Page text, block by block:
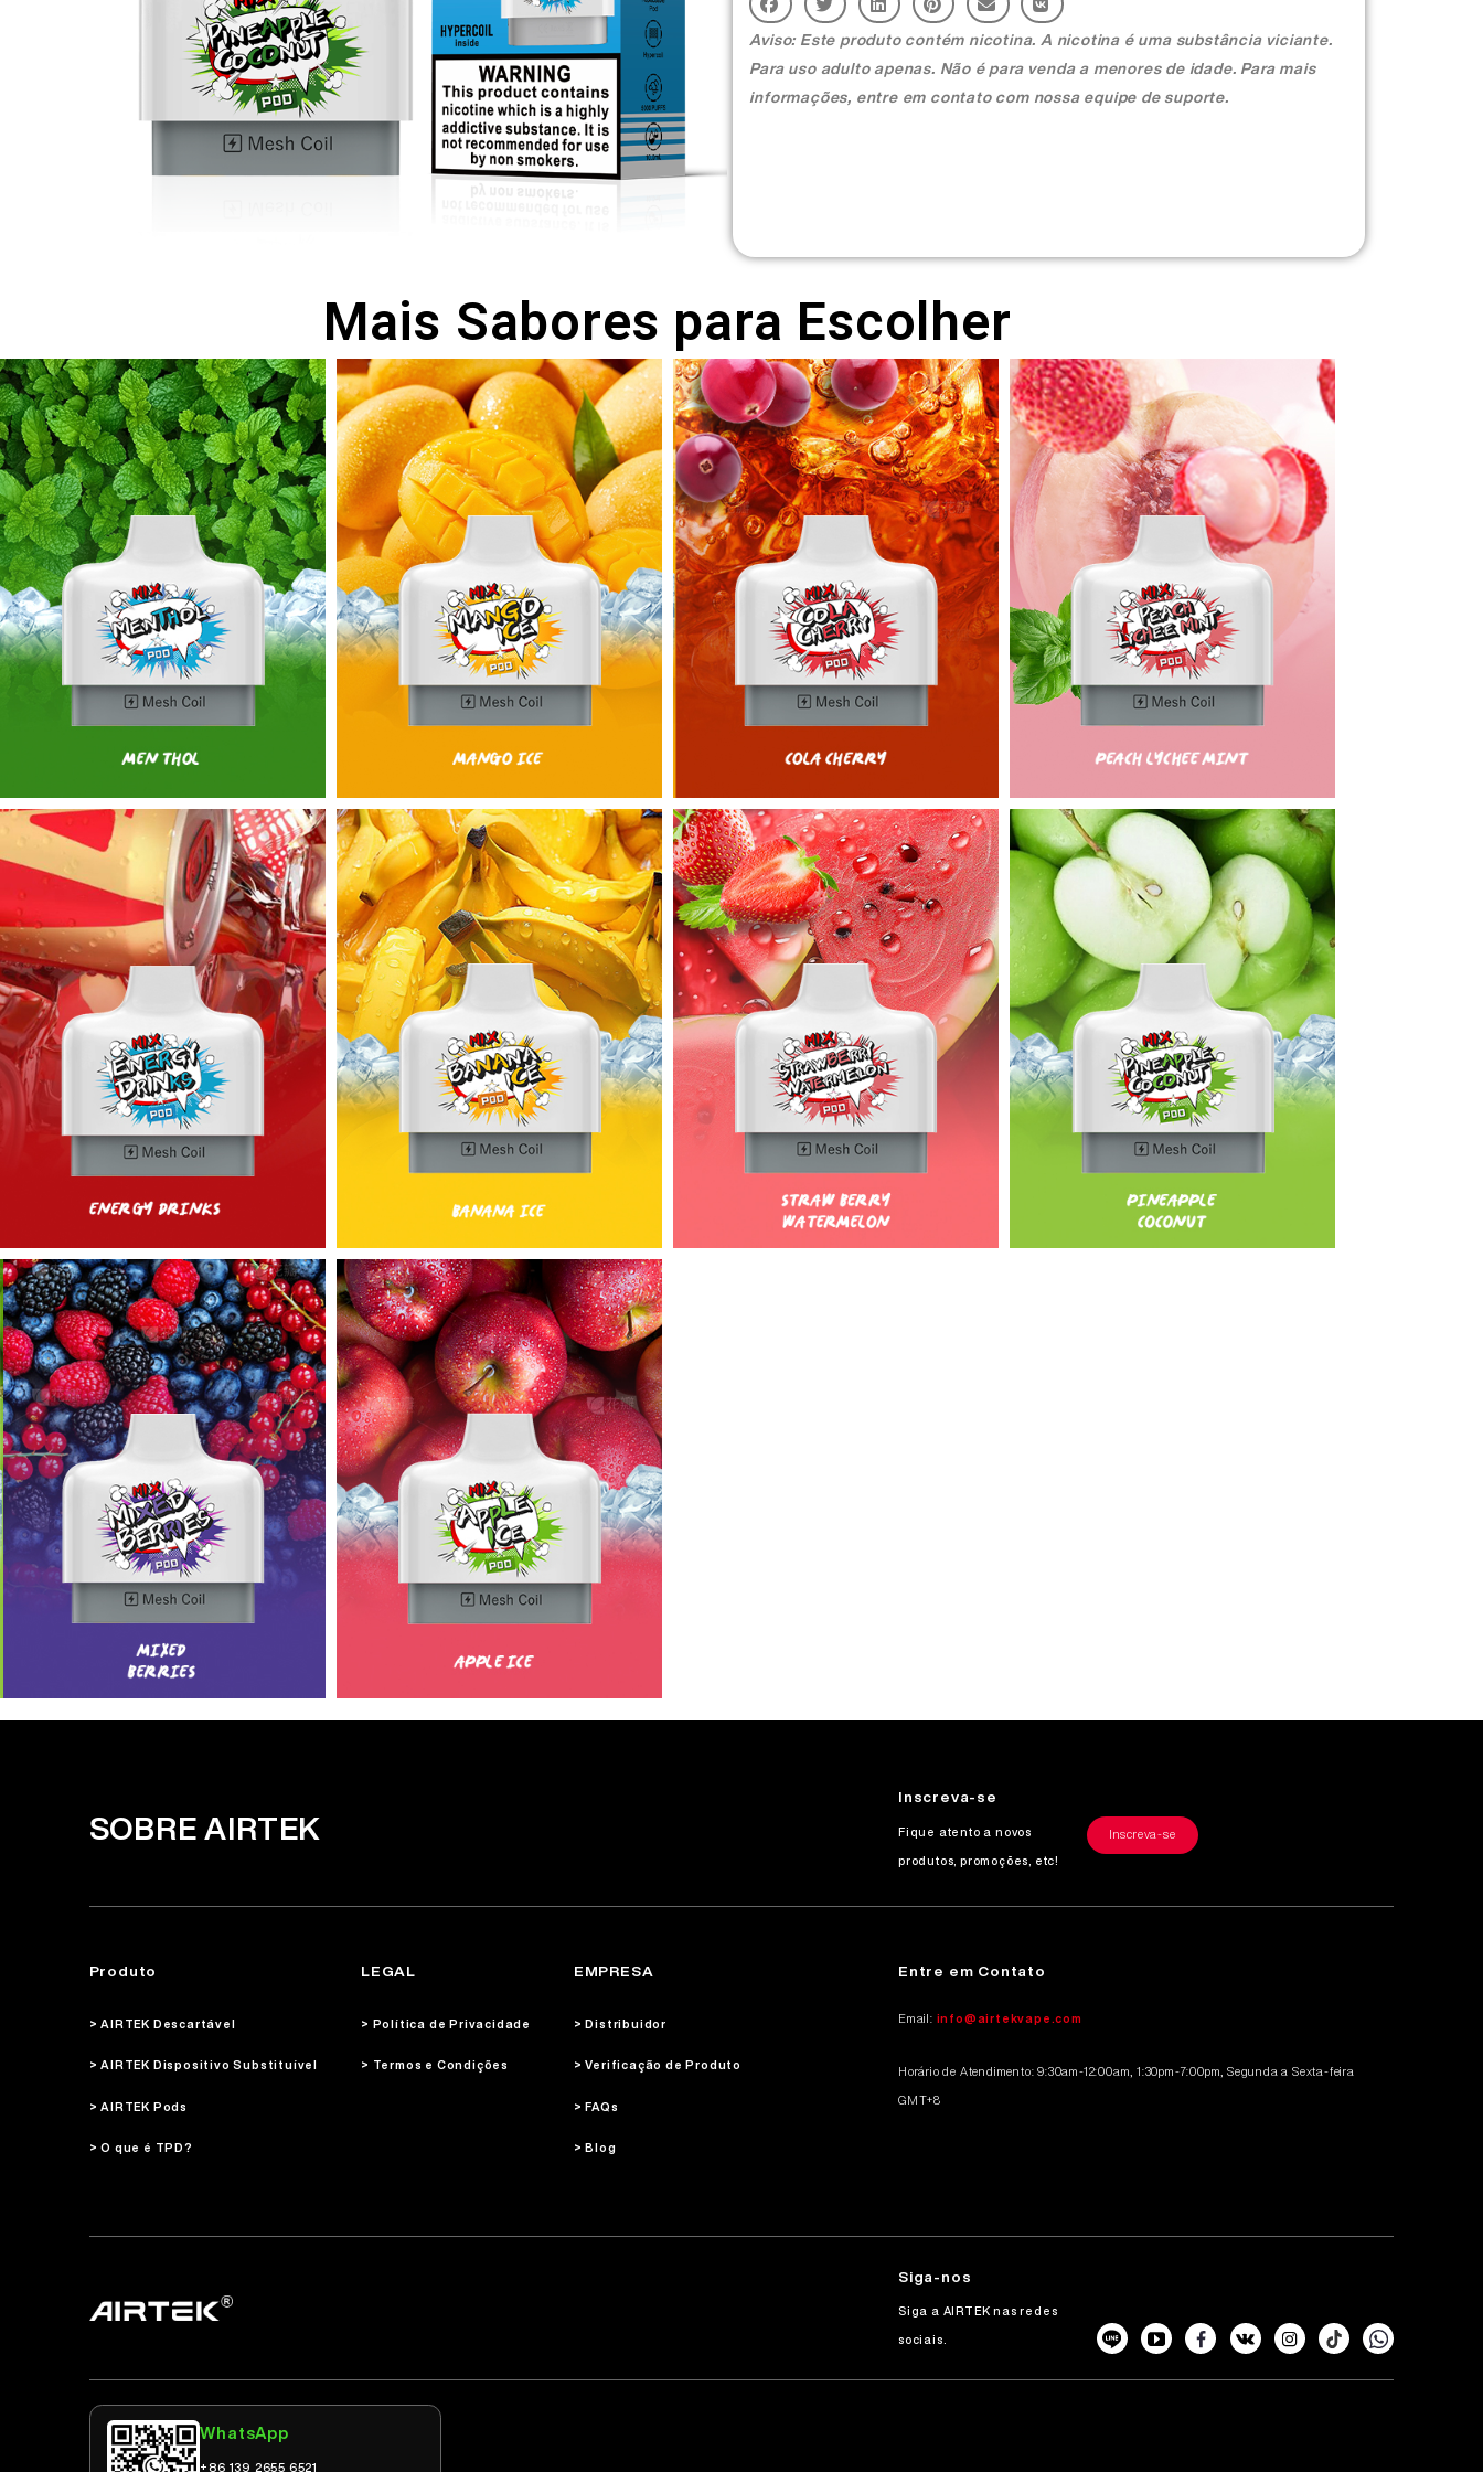
Aviso: Este produto contém nicotina. A nicotina é uma substância viciante.
Para uso adulto apenas. Não é para venda a menores de idade. Para mais
informações, entre em contato com nossa equipe de suporte.
Mais Sabores para Escolher
SOBRE AIRTEK
Inscreva-se
Fique atento a novos
produtos, promoções, etc!
Inscreva-se
Produto
> AIRTEK Descartável
> AIRTEK Dispositivo Substituível
> AIRTEK Pods
> O que é TPD?
LEGAL
> Política de Privacidade
> Termos e Condições
EMPRESA
> Distribuidor
> Verificação de Produto
> FAQs
> Blog
Entre em Contato
Email: info@airtekvape.com
Horário de Atendimento: 9:30am-12:00am, 1:30pm-7:00pm, Segunda a Sexta-feira
GMT+8
Siga-nos
Siga a AIRTEK nas redes
sociais.
WhatsApp
+86 139 2655 6521